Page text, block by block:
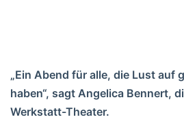
„Ein Abend für alle, die Lust auf
haben“, sagt Angelica Bennert,
Werkstatt-Theater.